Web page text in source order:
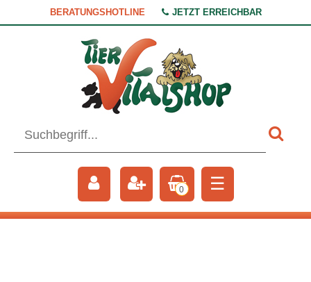
BERATUNGSHOTLINE JETZT ERREICHBAR
0 ☰